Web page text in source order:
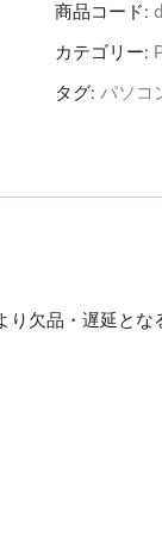
ワ
サ
ラ
ト
商品コード:
カテゴリー:
タグ: パソコ
欠品・遅延と